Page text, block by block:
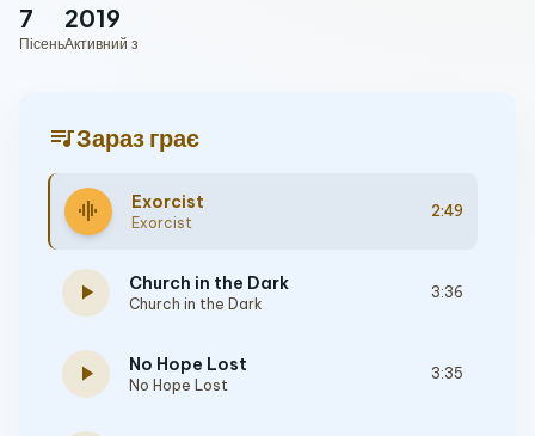
7
Пісень
2019
Активний з
queue_musicЗараз грає
graphic_eq Exorcist
Exorcist
2:49
play_arrow Church in the Dark
Church in the Dark
3:36
play_arrow No Hope Lost
No Hope Lost
3:35